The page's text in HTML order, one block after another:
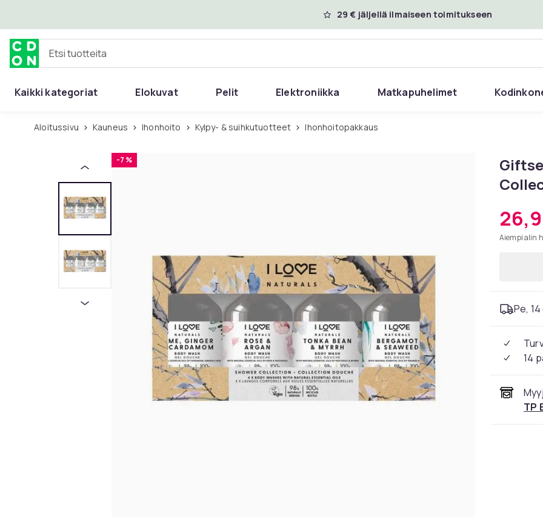
29 € jäljellä ilmaiseen toimitukseen
Etsi tuotteita
Kaikki kategoriat Elokuvat Pelit Elektroniikka Matkapuhelimet
Aloitussivu Kauneus Ihonhoito Kylpy- & suihkutuotteet Ihonhoitopakkaus
-7 %
Aiempi alin
Pe,
14
TP